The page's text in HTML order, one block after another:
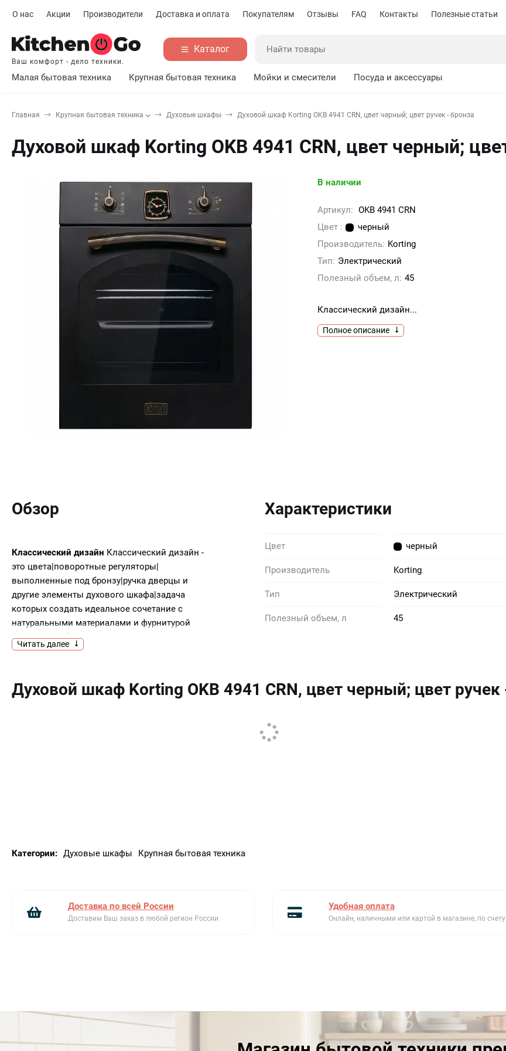
О нас Акции Производители Доставка и оплата Покупателям Отзывы FAQ Контакты Полезные статьи
Ваш комфорт - дело техники.
Каталог
Малая бытовая техника Крупная бытовая техника Мойки и смесители Посуда и аксессуары
Главная Крупная бытовая техника Духовые шкафы Духовой шкаф Korting OKB 4941 CRN, цвет черный; цвет ручек - бронза
Духовой шкаф Korting OKB 4941 CRN, цвет черный;
В наличии
Артикул: OKB 4941 CRN
Цвет :
черный
Производитель: Korting
Тип: Электрический
Полезный объем, л: 45
Классический дизайн...
Полное описание
Обзор
Классический дизайн Классический дизайн -
это цвета|поворотные регуляторы|
выполненные под бронзу|ручка дверцы и
другие элементы духового шкафа|задача
которых создать идеальное сочетание с
натуральными материалами и фурнитурой
кухонной мебели в классическом или ретро
стиле.
функциональностью|приборы шириной 45
современного электронного таймера|
заданного времени.
Очистка паром «Steam Cleaning»Специальный
промыть поверхность влажной тканью. В
большинстве случаев даже не используя
химические средства!
Читать далее
Характеристики
Цвет черный
Производитель Korting
Тип Электрический
Полезный объем, л 45
Духовой шкаф Korting OKB 4941 CRN, цвет черный; цвет
Категории: Духовые шкафы Крупная бытовая техника
Доставка по всей России
Доставим Ваш заказ в любой регион России
Удобная оплата
Онлайн, наличными или картой в магазине, по счету